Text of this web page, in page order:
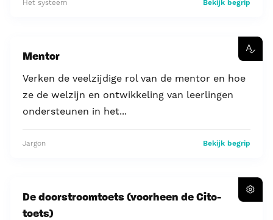
Het systeem Bekijk begrip
Mentor
Verken de veelzijdige rol van de mentor en hoe
ze de welzijn en ontwikkeling van leerlingen
ondersteunen in het...
Jargon Bekijk begrip
De doorstroomtoets (voorheen de Cito-
toets)